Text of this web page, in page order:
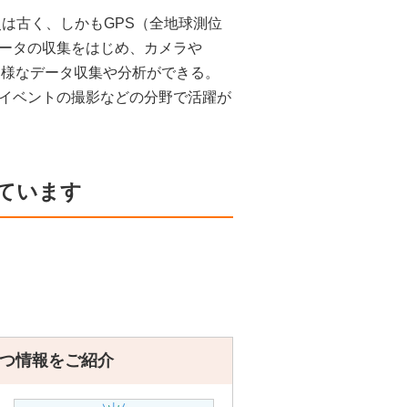
古く、しかもGPS（全地球測位
タの収集をはじめ、カメラや
なデータ収集や分析ができる。
ベントの撮影などの分野で活躍が
います
情報をご紹介